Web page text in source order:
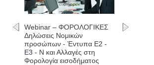
Webinar – ΦΟΡΟΛΟΓΙΚΕΣ
Δηλώσεις Νομικών
προσώπων - Έντυπα Ε2 -
Ε3 - Ν και Αλλαγές στη
Φορολογία εισοδήματος